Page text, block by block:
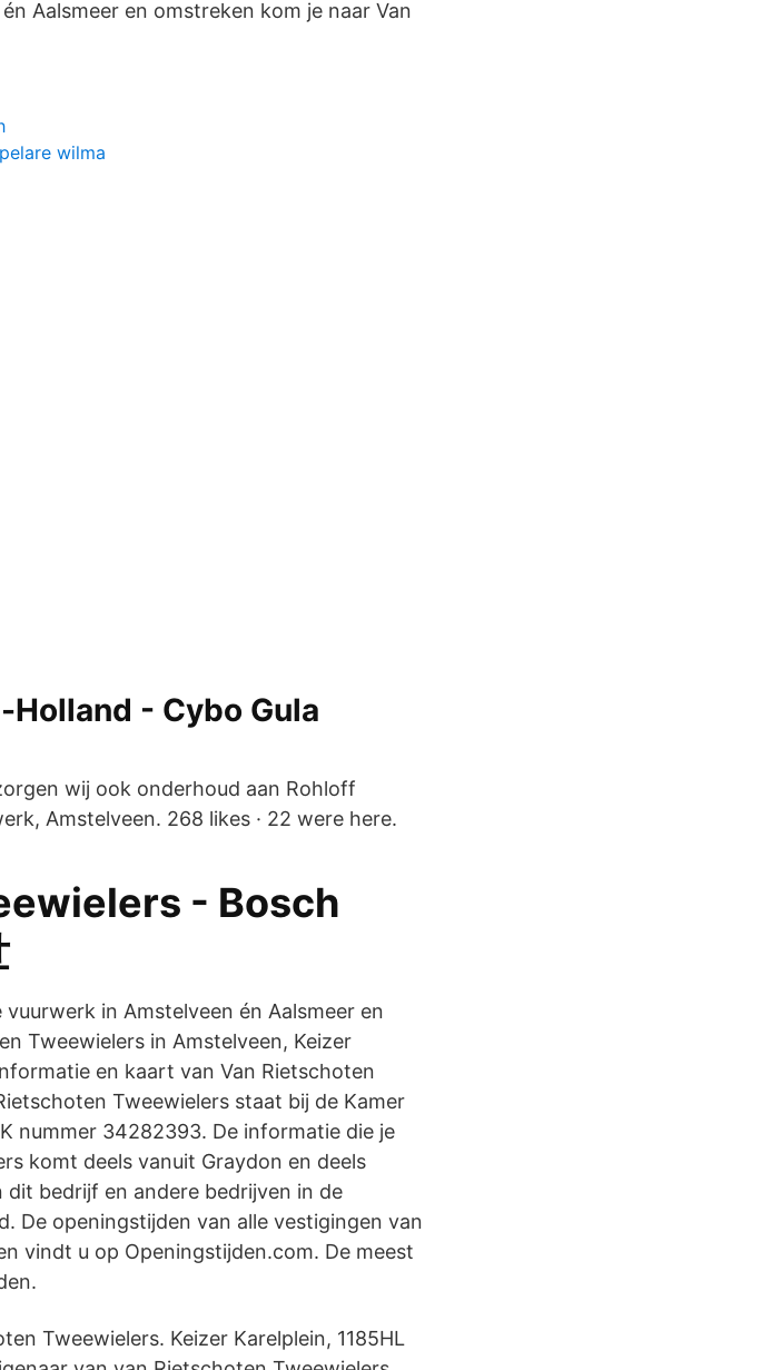
Aalsmeer en omstreken kom je naar Van
wilma
- Cybo Gula
wij ook onderhoud aan Rohloff
Amstelveen. 268 likes · 22 were here.
- Bosch
in Amstelveen én Aalsmeer en
Tweewielers in Amstelveen, Keizer
en kaart van Van Rietschoten
Tweewielers staat bij de Kamer
nummer 34282393. De informatie die je
komt deels vanuit Graydon en deels
bedrijf en andere bedrijven in de
De openingstijden van alle vestigingen van
vindt u op Openingstijden.com. De meest
Tweewielers. Keizer Karelplein, 1185HL